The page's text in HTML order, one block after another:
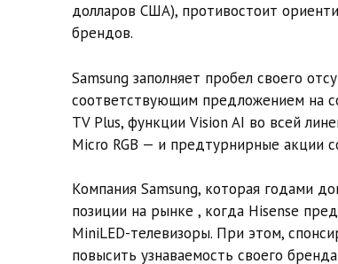
долларов США), противостоит
брендов.
Samsung заполняет пробел своего
соответствующим предложением на
TV Plus, функции Vision AI во всей
Micro RGB — и предтурнирные акции
Компания Samsung, которая годами
позиции на рынке , когда Hisense
MiniLED-телевизоры. При этом,
повысить узнаваемость своего